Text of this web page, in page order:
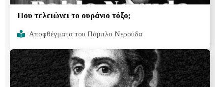
Που τελειώνει το ουράνιο τόξο;
Αποφθέγματα του Πάμπλο Νερούδα